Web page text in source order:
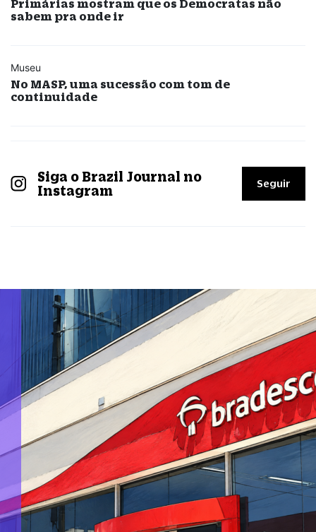
Primárias mostram que os Democratas não
sabem pra onde ir
Museu
No MASP, uma sucessão com tom de
continuidade
Siga o Brazil Journal no
Instagram
Seguir